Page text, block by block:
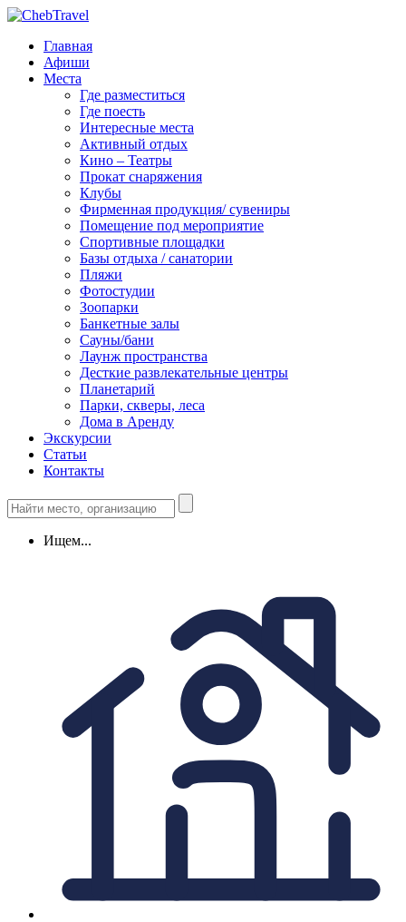
Главная
Афиши
Места
Где разместиться
Где поесть
Интересные места
Активный отдых
Кино – Театры
Прокат снаряжения
Клубы
Фирменная продукция/ сувениры
Помещение под мероприятие
Спортивные площадки
Базы отдыха / санатории
Пляжи
Фотостудии
Зоопарки
Банкетные залы
Сауны/бани
Лаунж пространства
Десткие развлекательные центры
Планетарий
Парки, скверы, леса
Дома в Аренду
Экскурсии
Статьи
Контакты
Ищем...